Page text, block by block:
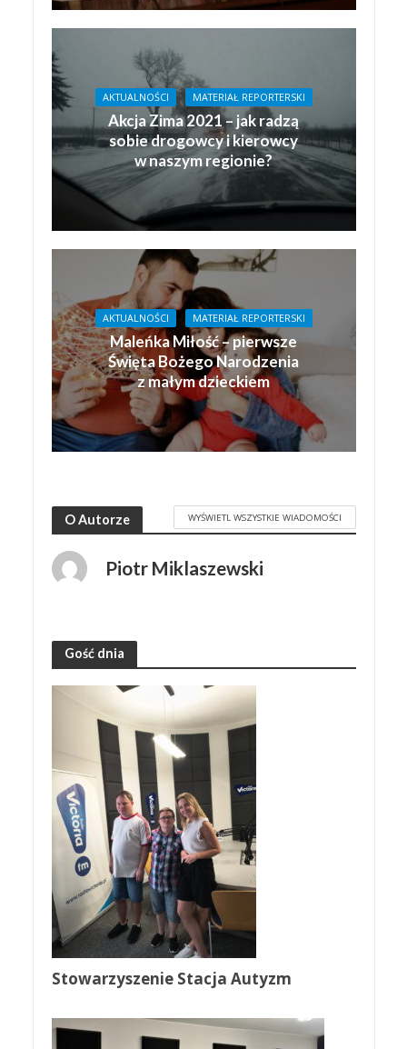
AKTUALNOŚCI MATERIAŁ REPORTERSKI
Akcja Zima 2021 – jak radzą
sobie drogowcy i kierowcy
w naszym regionie?
AKTUALNOŚCI MATERIAŁ REPORTERSKI
Maleńka Miłość – pierwsze
Święta Bożego Narodzenia
z małym dzieckiem
O Autorze WYŚWIETL WSZYSTKIE WIADOMOŚCI
Piotr Miklaszewski
Gość dnia
Stowarzyszenie Stacja Autyzm